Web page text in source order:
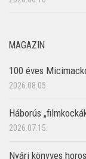
MAGAZIN
100 éves
2026.08.05.
Háborús
2026.07.15.
Nyári könyves